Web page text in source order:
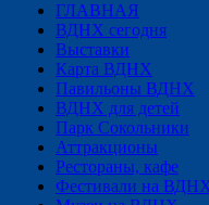
ГЛАВНАЯ
ВДНХ сегодня
Выставки
Карта ВДНХ
Павильоны ВДНХ
ВДНХ для детей
Парк Сокольники
Аттракционы
Рестораны, кафе
Фестивали на